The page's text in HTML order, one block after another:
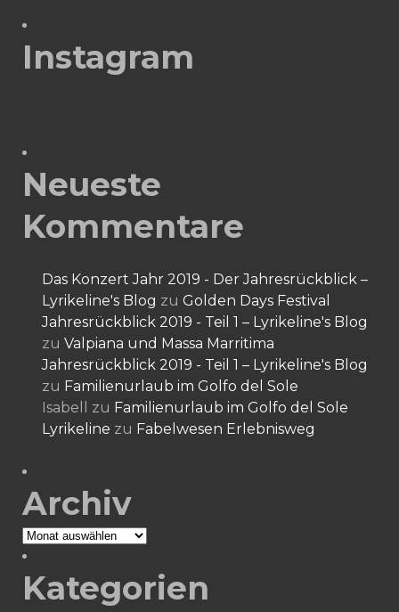
Instagram
Neueste
Kommentare
Das Konzert Jahr 2019 - Der Jahresrückblick –
Lyrikeline's Blog zu Golden Days Festival
Jahresrückblick 2019 - Teil 1 – Lyrikeline's Blog
zu Valpiana und Massa Marritima
Jahresrückblick 2019 - Teil 1 – Lyrikeline's Blog
zu Familienurlaub im Golfo del Sole
Isabell
zu Familienurlaub im Golfo del Sole
Lyrikeline zu Fabelwesen Erlebnisweg
Archiv
Archiv
Kategorien